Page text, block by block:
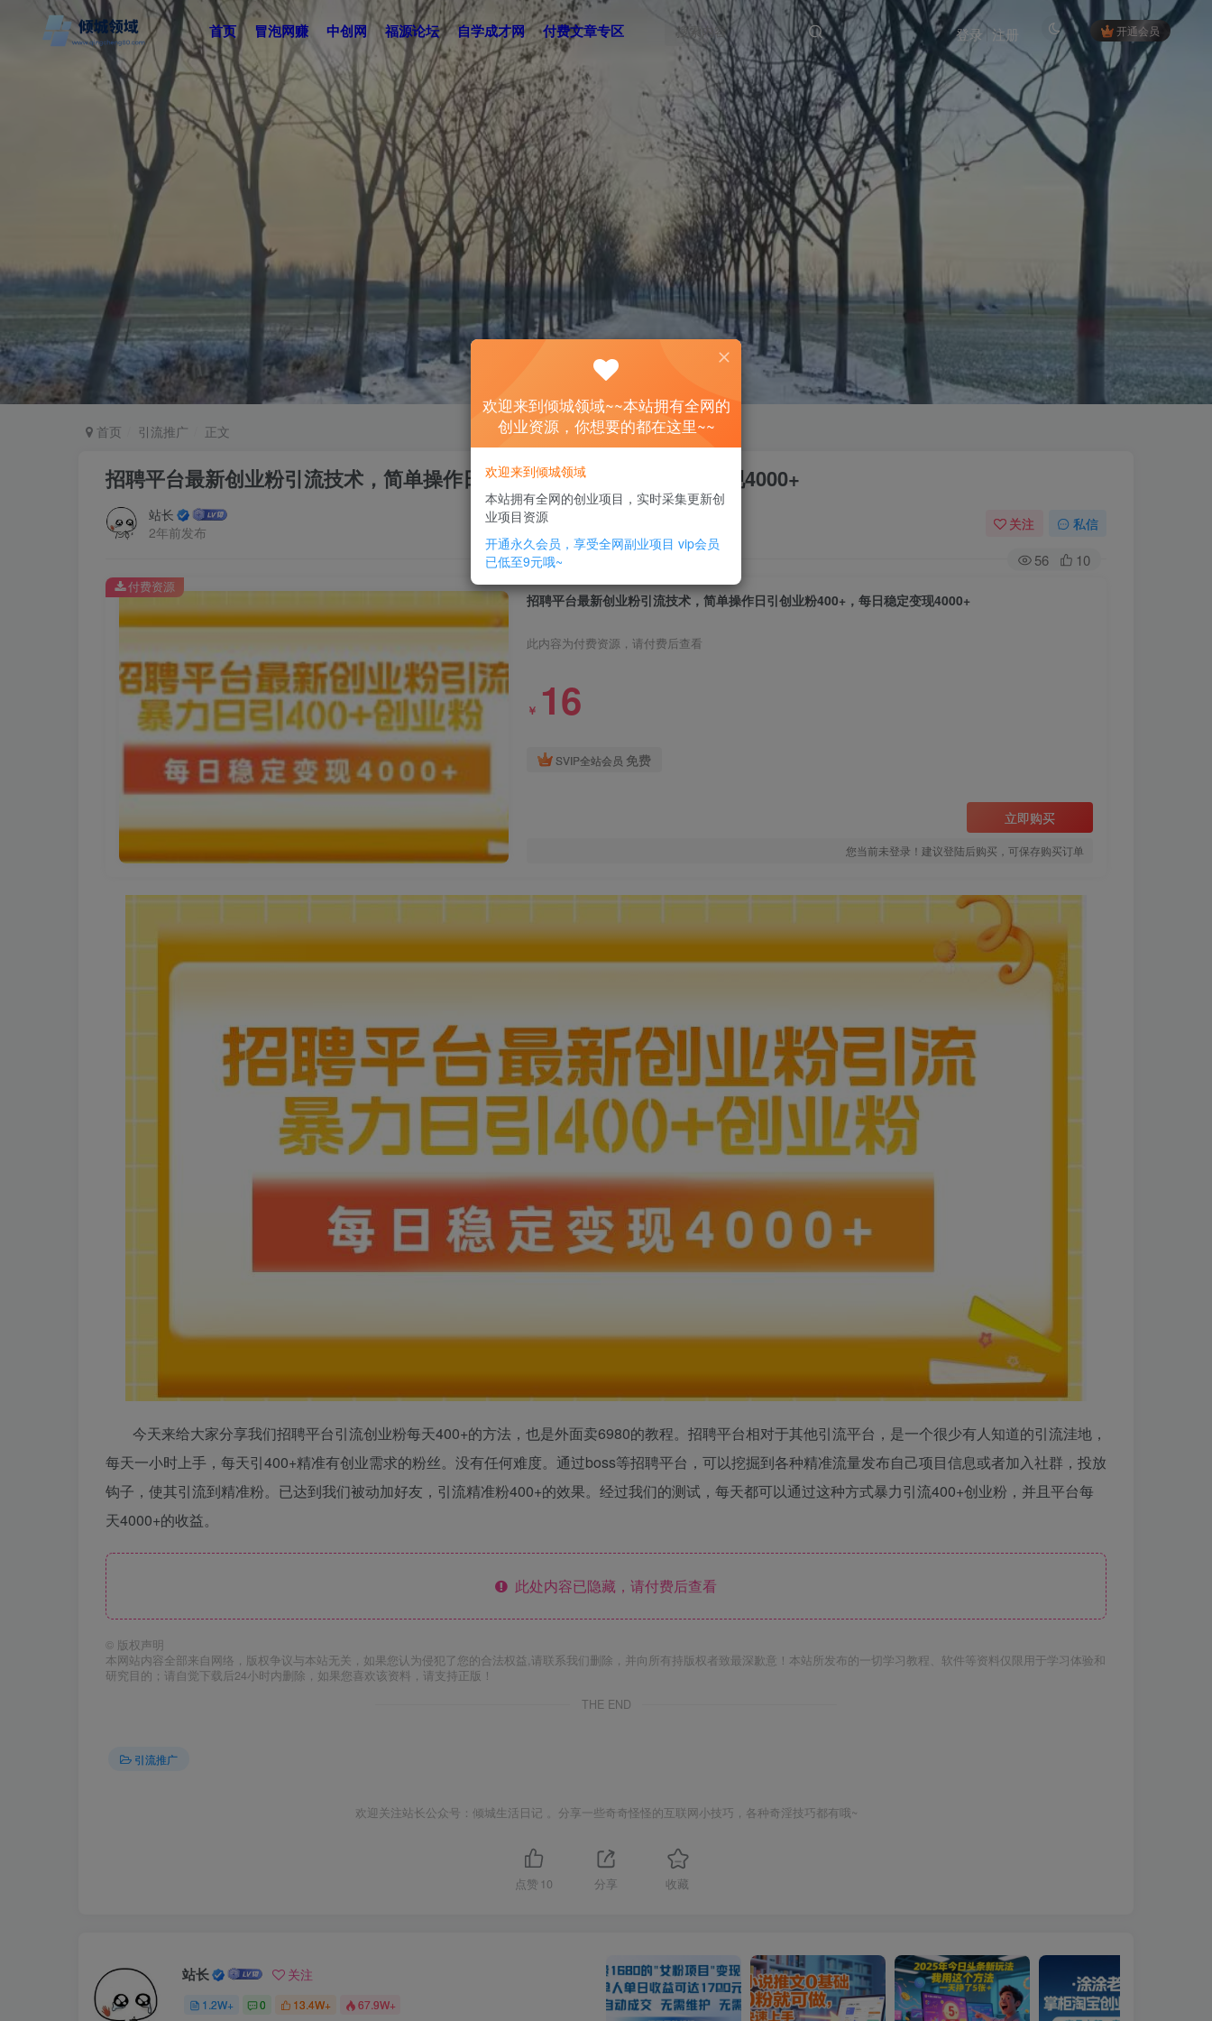
首页 冒泡网赚 中创网 福源论坛 自学成才网 付费文章专区 开通会员
登录 注册
首页 引流推广 正文
招聘平台最新创业粉引流技术，简单操作日引创业粉400+，每日稳定变现4000+
站长
2年前发布
关注 私信
56 10
招聘平台最新创业粉引流技术，简单操作日引创业粉400+，每日稳定变现4000+
此内容为付费资源，请付费后查看
￥ 16
SVIP全站会员 免费
立即购买
您当前未登录！建议登陆后购买，可保存购买订单
付费资源
今天来给大家分享我们招聘平台引流创业粉每天400+的方法，也是外面卖6980的教程。招聘平台相对于其他引流平台，是一个很少有人知道的引流洼地，
每天一小时上手，每天引400+精准有创业需求的粉丝。没有任何难度。通过boss等招聘平台，可以挖掘到各种精准流量发布自己项目信息或者加入社群，投放
钩子，使其引流到精准粉。已达到我们被动加好友，引流精准粉400+的效果。经过我们的测试，每天都可以通过这种方式暴力引流400+创业粉，并且平台每
天4000+的收益。
此处内容已隐藏，请付费后查看
© 版权声明
本网站内容全部来自网络，版权争议与本站无关，如果您认为侵犯了您的合法权益,请联系我们删除，并向所有持版权者致最深歉意！本站所发布的一切学习教程、软件等资料仅限用于学习体验和
研究目的；请自觉下载后24小时内删除，如果您喜欢该资料，请支持正版！
THE END
引流推广
欢迎关注站长公众号：倾城生活日记 。分享一些奇奇怪怪的互联网小技巧，各种奇淫技巧都有哦~
点赞 10 分享 收藏
站长 关注
1.2W+ 0 13.4W+ 67.9W+
欢迎来到倾城领域~~本站拥有全网的
创业资源，你想要的都在这里~~
欢迎来到倾城领域
本站拥有全网的创业项目，实时采集更新创
业项目资源
开通永久会员，享受全网副业项目 vip会员
已低至9元哦~